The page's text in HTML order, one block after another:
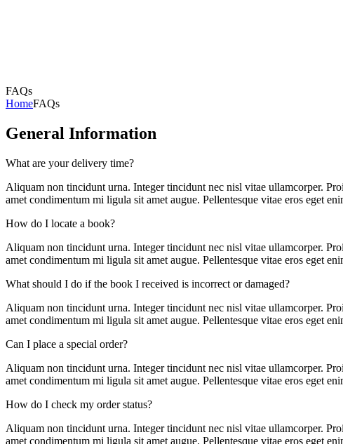
FAQs
HomeFAQs
General Information
What are your delivery time?
Aliquam non tincidunt urna. Integer tincidunt nec nisl vitae ullamcorper.
amet condimentum mi ligula sit amet augue. Pellentesque vitae eros eget
How do I locate a book?
Aliquam non tincidunt urna. Integer tincidunt nec nisl vitae ullamcorper.
amet condimentum mi ligula sit amet augue. Pellentesque vitae eros eget
What should I do if the book I received is incorrect or damaged?
Aliquam non tincidunt urna. Integer tincidunt nec nisl vitae ullamcorper.
amet condimentum mi ligula sit amet augue. Pellentesque vitae eros eget
Can I place a special order?
Aliquam non tincidunt urna. Integer tincidunt nec nisl vitae ullamcorper.
amet condimentum mi ligula sit amet augue. Pellentesque vitae eros eget
How do I check my order status?
Aliquam non tincidunt urna. Integer tincidunt nec nisl vitae ullamcorper.
amet condimentum mi ligula sit amet augue. Pellentesque vitae eros eget